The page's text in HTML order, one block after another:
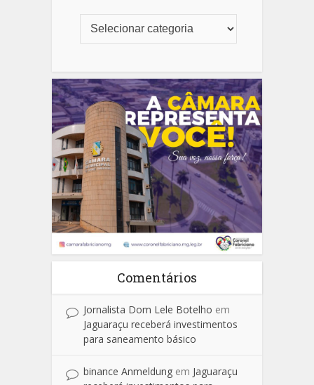
Comentários
Jornalista Dom Lele Botelho em
Jaguaraçu receberá investimentos
para saneamento básico
binance Anmeldung em Jaguaraçu